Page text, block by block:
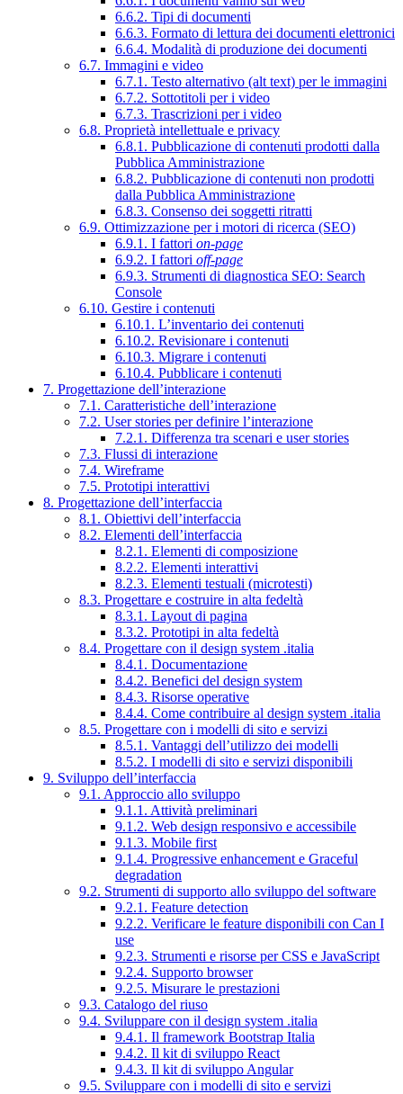
6.6.2. Tipi di documenti
6.6.3. Formato di lettura dei documenti elettronici
6.6.4. Modalità di produzione dei documenti
6.7. Immagini e video
6.7.1. Testo alternativo (alt text) per le immagini
6.7.2. Sottotitoli per i video
6.7.3. Trascrizioni per i video
6.8. Proprietà intellettuale e privacy
6.8.1. Pubblicazione di contenuti prodotti dalla
Pubblica Amministrazione
6.8.2. Pubblicazione di contenuti non prodotti
dalla Pubblica Amministrazione
6.8.3. Consenso dei soggetti ritratti
6.9. Ottimizzazione per i motori di ricerca (SEO)
6.9.1. I fattori on-page
6.9.2. I fattori off-page
6.9.3. Strumenti di diagnostica SEO: Search
Console
6.10. Gestire i contenuti
6.10.1. L’inventario dei contenuti
6.10.2. Revisionare i contenuti
6.10.3. Migrare i contenuti
6.10.4. Pubblicare i contenuti
7. Progettazione dell’interazione
7.1. Caratteristiche dell’interazione
7.2. User stories per definire l’interazione
7.2.1. Differenza tra scenari e user stories
7.3. Flussi di interazione
7.4. Wireframe
7.5. Prototipi interattivi
8. Progettazione dell’interfaccia
8.1. Obiettivi dell’interfaccia
8.2. Elementi dell’interfaccia
8.2.1. Elementi di composizione
8.2.2. Elementi interattivi
8.2.3. Elementi testuali (microtesti)
8.3. Progettare e costruire in alta fedeltà
8.3.1. Layout di pagina
8.3.2. Prototipi in alta fedeltà
8.4. Progettare con il design system .italia
8.4.1. Documentazione
8.4.2. Benefici del design system
8.4.3. Risorse operative
8.4.4. Come contribuire al design system .italia
8.5. Progettare con i modelli di sito e servizi
8.5.1. Vantaggi dell’utilizzo dei modelli
8.5.2. I modelli di sito e servizi disponibili
9. Sviluppo dell’interfaccia
9.1. Approccio allo sviluppo
9.1.1. Attività preliminari
9.1.2. Web design responsivo e accessibile
9.1.3. Mobile first
9.1.4. Progressive enhancement e Graceful
degradation
9.2. Strumenti di supporto allo sviluppo del software
9.2.1. Feature detection
9.2.2. Verificare le feature disponibili con Can I
use
9.2.3. Strumenti e risorse per CSS e JavaScript
9.2.4. Supporto browser
9.2.5. Misurare le prestazioni
9.3. Catalogo del riuso
9.4. Sviluppare con il design system .italia
9.4.1. Il framework Bootstrap Italia
9.4.2. Il kit di sviluppo React
9.4.3. Il kit di sviluppo Angular
9.5. Sviluppare con i modelli di sito e servizi